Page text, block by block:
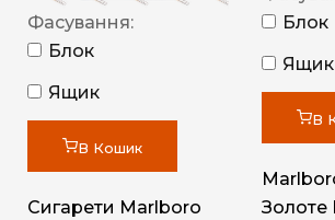
Фасування:
Блок
Ящик
В Кошик
Сигарети Marlboro
Блок
Ящик
В
Золоте